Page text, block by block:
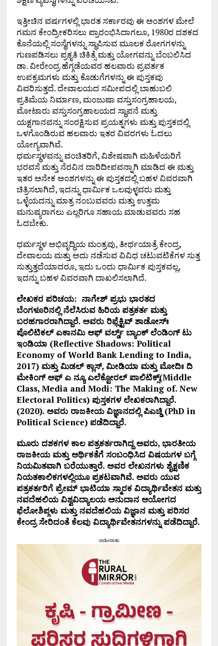
ಇತ್ತೀಚಿನ ವರ್ಷಗಳಲ್ಲಿ ಭಾರತ ಸರ್ಕಾರವು ಈ ಅಂಶಗಳ ಮೇಲೆ
ಗಮನ ಕೇಂದ್ರೀಕರಿಸಲು ಪ್ರಾರಂಭಿಸಿದಾಗಲೂ, 1980ರ ದಶಕದ
ಕೊನೆಯಲ್ಲಿ ಸಂಸ್ಥೆಗಳನ್ನು ಸ್ಥಾಪಿಸುವ ಮೂಲಕ ರೋಗಗಳನ್ನು
ಗುಣಪಡಿಸಲು ಪ್ರಕೃತಿ ಚಿಕಿತ್ಸೆ ಮತ್ತು ಯೋಗವನ್ನು ಬೆಂಬಲಿಸಿದ
ಡಾ. ವೀರೇಂದ್ರ ಹೆಗ್ಗಡೆಯವರ ಹಲವಾರು ಪ್ರವರ್ತಕ
ಉಪಕ್ರಮಗಳು ಮತ್ತು ಕೊಡುಗೆಗಳನ್ನು ಈ ಪುಸ್ತಕವು
ವಿವರಿಸುತ್ತದೆ. ದೇವಾಲಯದ ಸಮೀಪದಲ್ಲಿ ಬಾಹುಬಲಿ
ಪ್ರತಿಮೆಯ ನಿರ್ಮಾಣ, ಮಂಜುಷಾ ವಸ್ತುಸಂಗ್ರಹಾಲಯ,
ಮೋಟಾರು ವಸ್ತುಸಂಗ್ರಹಾಲಯದ ಸ್ಥಾಪನೆ ಮತ್ತು
ಯಕ್ಷಗಾನವನ್ನು ಸಂರಕ್ಷಿಸುವ ಪ್ರಯತ್ನಗಳು ಮತ್ತು ಪುಸ್ತಕದಲ್ಲಿ
ಒಳಗೊಂಡಿರುವ ಹಲವಾರು ಇತರ ವಿವರಗಳು ಓದಲು
ಯೋಗ್ಯವಾಗಿವೆ.
ಧರ್ಮಸ್ಥಳವನ್ನು ವಂಚಿತರಿಗೆ, ವಿಶೇಷವಾಗಿ ಮಹಿಳೆಯರಿಗೆ
ಭರವಸೆ ಮತ್ತು ನೆರವಿನ ದಾರಿದೀಪವನ್ನಾಗಿ ಮಾಡಿದ ಈ ಮತ್ತು
ಇತರ ಅನೇಕ ಅಂಶಗಳನ್ನು ಈ ಪುಸ್ತಕದಲ್ಲಿ ಬಹಳ ವಿವರವಾಗಿ
ಚಿತ್ರಿಸಲಾಗಿದೆ, ಇದನ್ನು ಧಾರ್ಮಿಕ ಒಲವುಳ್ಳವರು ಮತ್ತು
ಒಳ್ಳೆಯದನ್ನು ಮಾತ್ರ ನಂಬುವವರು ಮತ್ತು ಉತ್ತಮ
ಮನುಷ್ಯರಾಗಲು ಎಲ್ಲರಿಗೂ ಸಹಾಯ ಮಾಡುವವರು ಸಹ
ಓದಬೇಕು.
ಧರ್ಮಸ್ಥಳ ಅಭಿವೃದ್ಧಿಯ ಮಂತ್ರವು, ತೀರ್ಥಯಾತ್ರೆ ಕೇಂದ್ರ,
ದೇವಾಲಯ ಮತ್ತು ಅದು ನಡೆಸುವ ವಿವಿಧ ಚಟುವಟಿಕೆಗಳ ಸುತ್ತ
ಸುತ್ತುತ್ತದೆಯಾದರೂ, ಇದು ಒಂದು ಧಾರ್ಮಿಕ ಪುಸ್ತಕವಲ್ಲ,
ಇದನ್ನು ಬಹಳ ವಿವರವಾಗಿ ದಾಖಲಿಸಲಾಗಿದೆ.
ಲೇಖಕರ ಪರಿಚಯ: ನಾಗೇಶ್ ಪ್ರಭು ಭಾರತದ
ಬೆಂಗಳೂರಿನಲ್ಲಿ ನೆಲೆಸಿರುವ ಹಿರಿಯ ಪತ್ರಕರ್ತ ಮತ್ತು
ಬರಹಗಾರರಾಗಿದ್ದಾರೆ. ಅವರು ರಿಫ್ಲೆಕ್ಟಿವ್ ಶಾಡೋಸ್ಃ
ಪೊಲಿಟಿಕಲ್ ಎಕಾನಮಿ ಆಫ್ ವರ್ಲ್ಡ್ ಬ್ಯಾಂಕ್ ಲೆಂಡಿಂಗ್ ಟು
ಇಂಡಿಯಾ (Reflective Shadows: Political
Economy of World Bank Lending to India,
2017) ಮತ್ತು ಮಿಡಲ್ ಕ್ಲಾಸ್, ಮೀಡಿಯಾ ಮತ್ತು ಮೋದಿಃ ದಿ
ಮೇಕಿಂಗ್ ಆಫ್ ಎ ನ್ಯೂ ಎಲೆಕ್ಟೋರಲ್ ಪಾಲಿಟಿಕ್ಸ್(Middle
Class, Media and Modi: The Making of. New
Electoral Politics) ಪುಸ್ತಕಗಳ ಲೇಖಕರಾಗಿದ್ದಾರೆ.
(2020). ಅವರು ರಾಜಕೀಯ ವಿಜ್ಞಾನದಲ್ಲಿ ಪಿಎಚ್ಡಿ (PhD in
Political Science) ಪಡೆದಿದ್ದಾರೆ.
ಮೂರು ದಶಕಗಳ ಕಾಲ ಪತ್ರಕರ್ತರಾಗಿದ್ದ ಅವರು, ಭಾರತೀಯ
ರಾಜಕೀಯ ಮತ್ತು ಆರ್ಥಿಕತೆಗೆ ಸಂಬಂಧಿಸಿದ ವಿಷಯಗಳ ಬಗ್ಗೆ
ನಿಯಮಿತವಾಗಿ ಬರೆಯುತ್ತಾರೆ. ಅವರ ಲೇಖನಗಳು ಶೈಕ್ಷಣಿಕ
ನಿಯತಕಾಲಿಕಗಳಲ್ಲಿಯೂ ಪ್ರಕಟವಾಗಿವೆ. ಅವರು ಯುವ
ಪತ್ರಕರ್ತರಿಗೆ ಪ್ರೇಮ್ ಭಾಟಿಯಾ ಸ್ಮಾರಕ ವಿದ್ಯಾರ್ಥಿವೇತನ ಮತ್ತು
ನವದೆಹಲಿಯ ವಿಶ್ವವಿದ್ಯಾಲಯ ಅನುದಾನ ಆಯೋಗದ
ಫೆಲೋಶಿಪ್ಗಳು ಮತ್ತು ನವದೆಹಲಿಯ ವಿಜ್ಞಾನ ಮತ್ತು ಪರಿಸರ
ಕೇಂದ್ರ ಸೇರಿದಂತೆ ಕೆಲವು ವಿದ್ಯಾರ್ಥಿವೇತನಗಳನ್ನು ಪಡೆದಿದ್ದಾರೆ.
ಜಾಹೀರಾತು